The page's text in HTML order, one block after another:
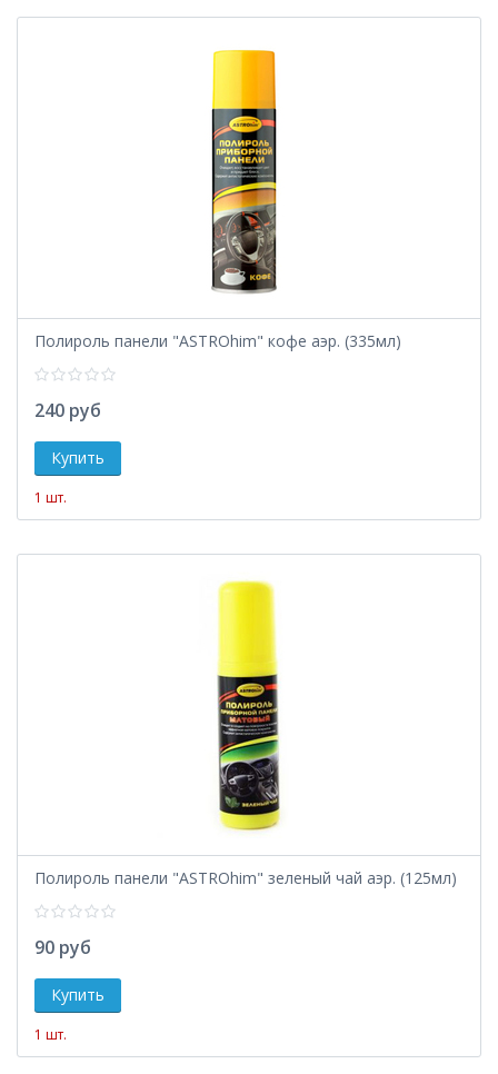
Полироль панели "ASTROhim" кофе аэр. (335мл)
240 руб
1 шт.
Полироль панели "ASTROhim" зеленый чай аэр. (125мл)
90 руб
1 шт.